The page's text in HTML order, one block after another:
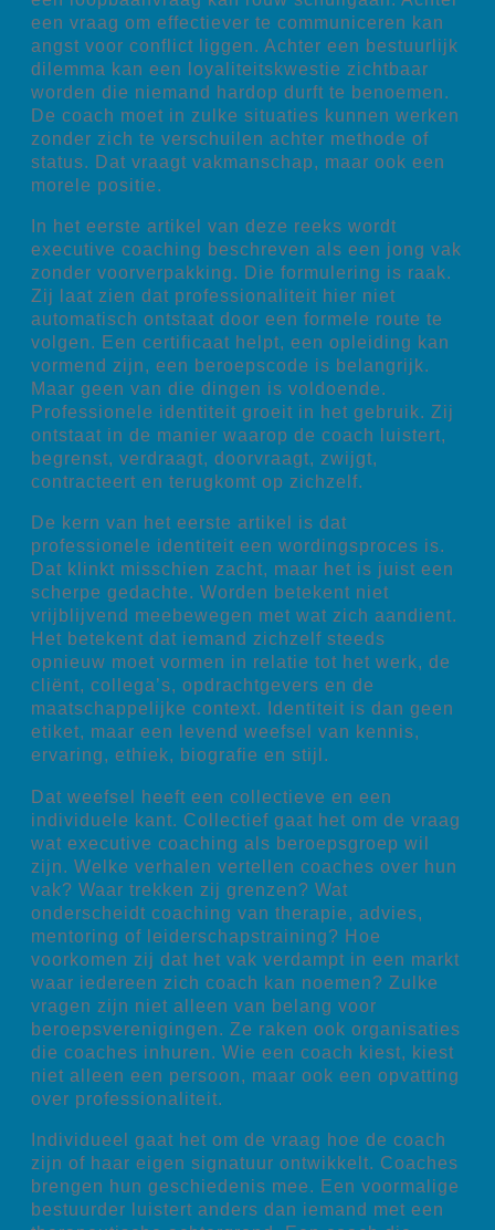
een vraag om effectiever te communiceren kan
angst voor conflict liggen. Achter een bestuurlijk
dilemma kan een loyaliteitskwestie zichtbaar
worden die niemand hardop durft te benoemen.
De coach moet in zulke situaties kunnen werken
zonder zich te verschuilen achter methode of
status. Dat vraagt vakmanschap, maar ook een
morele positie.
In het eerste artikel van deze reeks wordt
executive coaching beschreven als een jong vak
zonder voorverpakking. Die formulering is raak.
Zij laat zien dat professionaliteit hier niet
automatisch ontstaat door een formele route te
volgen. Een certificaat helpt, een opleiding kan
vormend zijn, een beroepscode is belangrijk.
Maar geen van die dingen is voldoende.
Professionele identiteit groeit in het gebruik. Zij
ontstaat in de manier waarop de coach luistert,
begrenst, verdraagt, doorvraagt, zwijgt,
contracteert en terugkomt op zichzelf.
De kern van het eerste artikel is dat
professionele identiteit een wordingsproces is.
Dat klinkt misschien zacht, maar het is juist een
scherpe gedachte. Worden betekent niet
vrijblijvend meebewegen met wat zich aandient.
Het betekent dat iemand zichzelf steeds
opnieuw moet vormen in relatie tot het werk, de
cliënt, collega’s, opdrachtgevers en de
maatschappelijke context. Identiteit is dan geen
etiket, maar een levend weefsel van kennis,
ervaring, ethiek, biografie en stijl.
Dat weefsel heeft een collectieve en een
individuele kant. Collectief gaat het om de vraag
wat executive coaching als beroepsgroep wil
zijn. Welke verhalen vertellen coaches over hun
vak? Waar trekken zij grenzen? Wat
onderscheidt coaching van therapie, advies,
mentoring of leiderschapstraining? Hoe
voorkomen zij dat het vak verdampt in een markt
waar iedereen zich coach kan noemen? Zulke
vragen zijn niet alleen van belang voor
beroepsverenigingen. Ze raken ook organisaties
die coaches inhuren. Wie een coach kiest, kiest
niet alleen een persoon, maar ook een opvatting
over professionaliteit.
Individueel gaat het om de vraag hoe de coach
zijn of haar eigen signatuur ontwikkelt. Coaches
brengen hun geschiedenis mee. Een voormalige
bestuurder luistert anders dan iemand met een